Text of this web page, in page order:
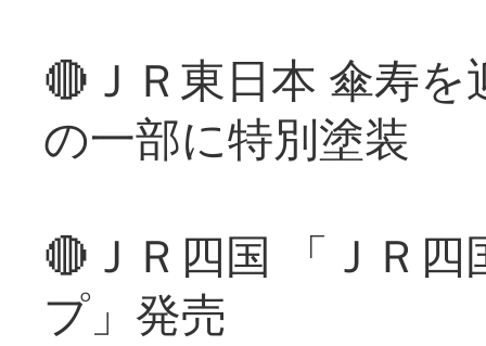
🔴ＪＲ東日本 傘寿
の一部に特別塗装
🔴ＪＲ四国 「ＪＲ
プ」発売